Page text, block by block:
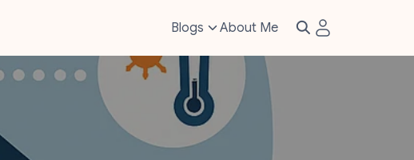
Blogs About Me